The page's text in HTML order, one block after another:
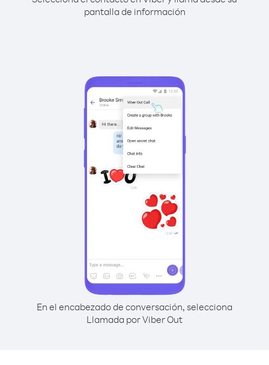
pantalla de información
En el encabezado de conversación, selecciona
Llamada por Viber Out